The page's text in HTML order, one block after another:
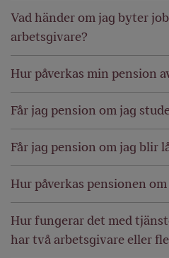
Vad händer om jag byter
arbetsgivare?
Hur påverkas min pension
Får jag pension om jag
Får jag pension om jag blir
Hur påverkas pensionen
Hur fungerar det med
har två arbetsgivare eller